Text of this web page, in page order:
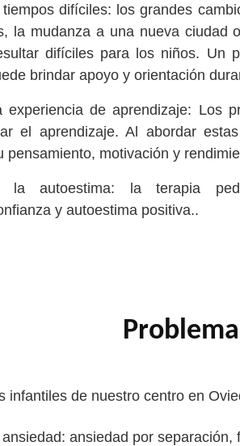
difíciles: los grandes
la mudanza a una nueva ciudad
difíciles para los niños. Un
brindar apoyo y orientación
experiencia de aprendizaje: Los
el aprendizaje. Al abordar
pensamiento, motivación y
la autoestima: la terapia
y autoestima positiva..
infantiles de nuestro centro en
ansiedad por